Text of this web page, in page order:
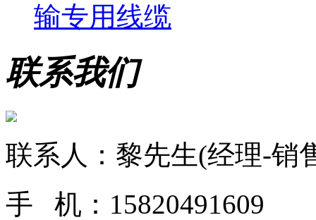
输专用线缆
联系我们
联系人：黎先生(经理-销
手 机：15820491609